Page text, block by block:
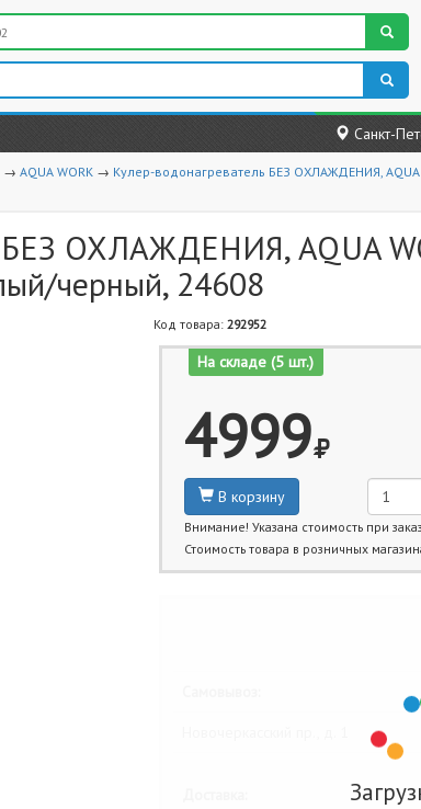
Санкт-
→ AQUA WORK → Кулер-водонагреватель БЕЗ ОХЛАЖДЕНИЯ, AQUA
БЕЗ ОХЛАЖДЕНИЯ, AQUA
черный, 24608
Код товара:292952
На складе (5 шт.)
4999
В корзину
Внимание! Указана стоимость при
Стоимость товара в розничных